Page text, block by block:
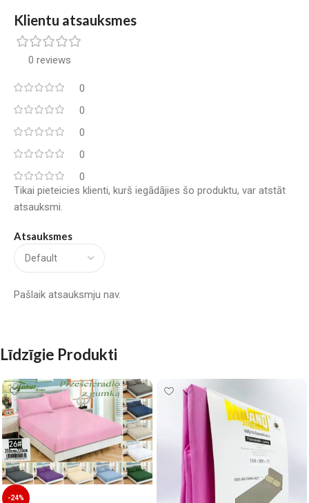
Klientu atsauksmes
0 reviews
0
0
0
0
0
Atsauksmes
Pašlaik atsauksmju nav.
Tikai pieteicies klienti, kurš iegādājies šo produktu, var atstāt
atsauksmi.
Līdzīgie Produkti
-24%